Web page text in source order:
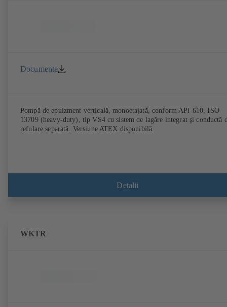
Documente
Pompă de epuizment verticală, monoetajată, conform API 610, ISO
13709 (heavy-duty), tip VS4 cu sistem de lagăre integrat şi conductă
refulare separată. Versiune ATEX disponibilă.
Detalii
WKTR